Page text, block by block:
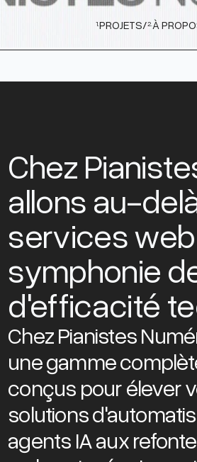
1.PROJETS/2. À
Chez
allons au-
services
symphonie
d'efficacité
Chez Pianistes
une gamme
conçus pour élever
solutions
agents IA aux